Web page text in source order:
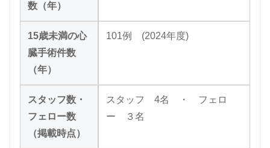
数（年）
15歳未満の心
臓手術件数
（年）
101例 (2024年度)
スタッフ数・
フェロー数
（掲載時点）
スタッフ 4名 ・ フェロ
ー ３名